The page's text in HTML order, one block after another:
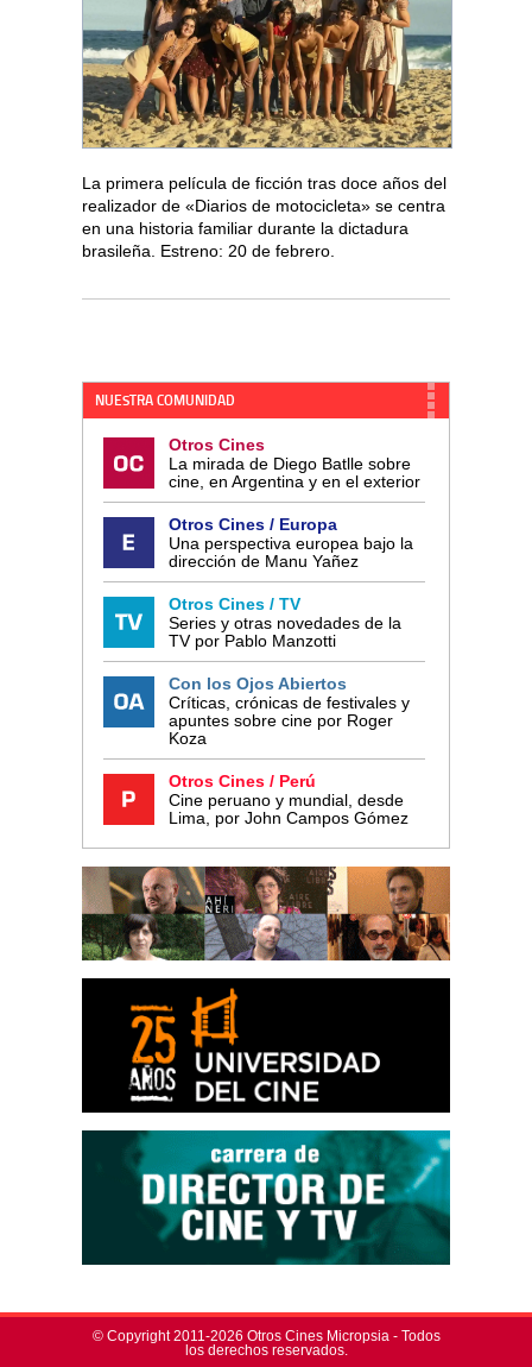
La primera película de ficción tras doce años del
realizador de «Diarios de motocicleta» se centra
en una historia familiar durante la dictadura
brasileña. Estreno: 20 de febrero.
NUESTRA COMUNIDAD
Otros Cines
La mirada de Diego Batlle sobre
cine, en Argentina y en el exterior
Otros Cines / Europa
Una perspectiva europea bajo la
dirección de Manu Yañez
Otros Cines / TV
Series y otras novedades de la
TV por Pablo Manzotti
Con los Ojos Abiertos
Críticas, crónicas de festivales y
apuntes sobre cine por Roger
Koza
Otros Cines / Perú
Cine peruano y mundial, desde
Lima, por John Campos Gómez
© Copyright 2011-2026 Otros Cines Micropsia - Todos
los derechos reservados.